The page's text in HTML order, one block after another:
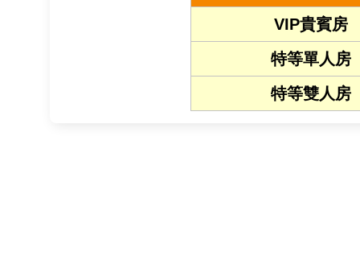
VIP貴賓房
特等單人房
特等雙人房